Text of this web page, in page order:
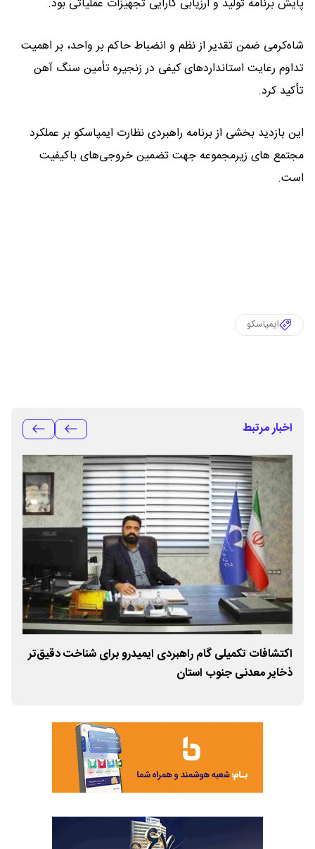
شاه‌کرمی ضمن تقدیر از نظم و انضباط حاکم بر واحد، بر اهمیت
تداوم رعایت استانداردهای کیفی در زنجیره تأمین سنگ آهن
تأکید کرد.
این بازدید بخشی از برنامه راهبردی نظارت ایمپاسکو بر عملکرد
مجتمع های زیرمجموعه جهت تضمین خروجی‌های باکیفیت
است.
ایمپاسکو
اخبار مرتبط
اکتشافات تکمیلی گام راهبردی ایمیدرو برای شناخت دقیق‌تر
ذخایر معدنی جنوب استان